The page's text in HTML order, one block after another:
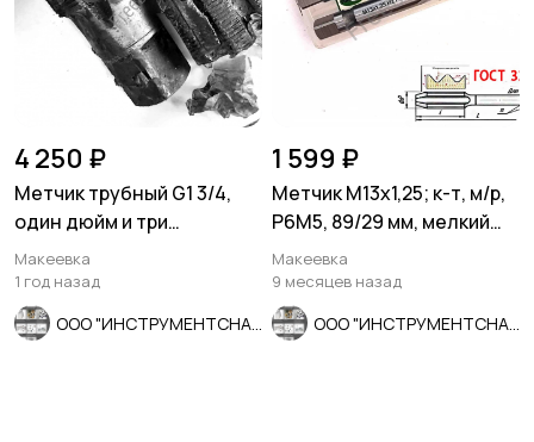
4 250 ₽
Метчик трубный G1 3/4,
один дюйм и три
четверти, 9ХС, сделано в
СССР.
Макеевка
1 год назад
1 599 ₽
Метчик М13х1,25; к-т, м/р,
Р6М5, 89/29 мм, мелкий
шаг, ГОСТ 3266-81
Макеевка
9 месяцев назад